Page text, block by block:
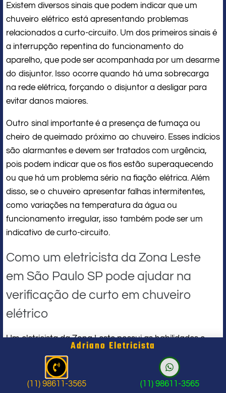
Existem diversos sinais que podem indicar que um
chuveiro elétrico está apresentando problemas
relacionados a curto-circuito. Um dos primeiros sinais é
a interrupção repentina do funcionamento do
aparelho, que pode ser acompanhada por um desarme
do disjuntor. Isso ocorre quando há uma sobrecarga
na rede elétrica, forçando o disjuntor a desligar para
evitar danos maiores.
Outro sinal importante é a presença de fumaça ou
cheiro de queimado próximo ao chuveiro. Esses indícios
são alarmantes e devem ser tratados com urgência,
pois podem indicar que os fios estão superaquecendo
ou que há um problema sério na fiação elétrica. Além
disso, se o chuveiro apresentar falhas intermitentes,
como variações na temperatura da água ou
funcionamento irregular, isso também pode ser um
indicativo de curto-circuito.
Como um eletricista da Zona Leste
em São Paulo SP pode ajudar na
verificação de curto em chuveiro
elétrico
Um eletricista da Zona Leste possui as habilidades e
verificação minuciosa em chuveiros elétricos. Esse
profissional pode identificar rapidamente os sinais de
Adriano Eletricista
(11) 98611-3565 (11) 98611-3565